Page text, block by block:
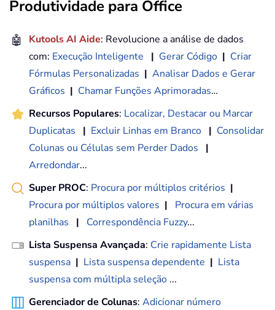
Produtividade para Office
🤖 Kutools AI Aide: Revolucione a análise de dados
com: Execução Inteligente | Gerar Código | Criar
Fórmulas Personalizadas | Analisar Dados e Gerar
Gráficos | Chamar Funções Aprimoradas…
Recursos Populares: Localizar, Destacar ou Marcar
Duplicatas
| Excluir Linhas em Branco | Consolidar
Colunas ou Células sem Perder Dados
|
Arredondar...
Super PROC: Procura por múltiplos critérios |
Procura por múltiplos valores |
Procura em várias
planilhas
| Correspondência Fuzzy...
Lista Suspensa Avançada: Crie rapidamente Lista
suspensa | Lista suspensa dependente | Lista
suspensa com múltipla seleção ...
Gerenciador de Colunas: Adicionar número